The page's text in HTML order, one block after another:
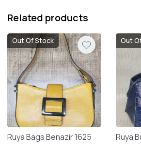
Related products
Out Of Stock
Ruya Bags Benazir 1625
Out
Ruya